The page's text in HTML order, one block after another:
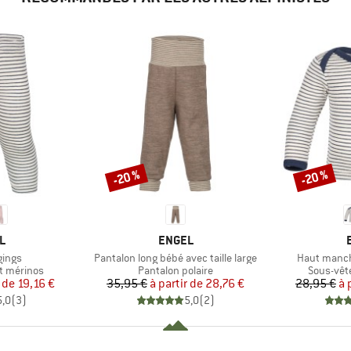
mérinos
réduit
19,16 €
(3)
MARQUE
ENGEL
Article
Pantalon long bébé avec taille large
Product group
Pantalon polaire
Prix
35,95 € Prix réduit
à partir de 28,76 €
5,0(2)
Remise
-20 %
Article
Haut
Product
Sous-
28,95 € à
Remise
-20 %